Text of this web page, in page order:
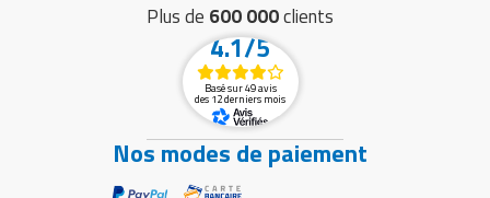
Plus de 600 000clients
4.1/5
Basé sur 49 avis
des 12 derniers mois
Nos modes de paiement